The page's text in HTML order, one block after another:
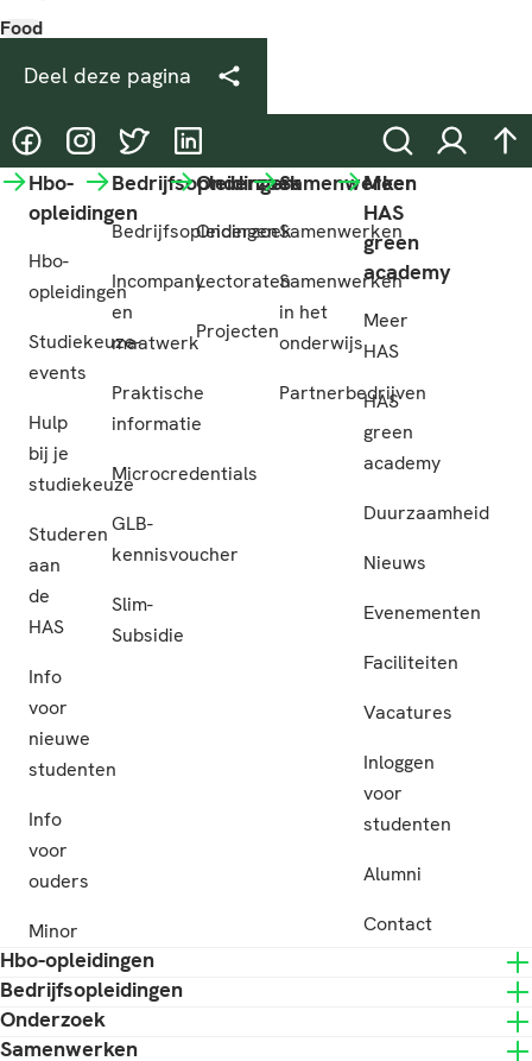
Food
Deel deze pagina
@HASgreenacademy
@HASgreenacademy
@greenacademyHAS
@HASgreenacademy ZoekenInloggen
Hbo-
opleidingen
Hbo-
opleidingen
Studiekeuze-
events
Hulp
bij je
studiekeuze
Studeren
aan
de
HAS
Info
voor
nieuwe
studenten
Info
voor
ouders
Minor
Bedrijfsopleidingen
Bedrijfsopleidingen
Incompany
en
maatwerk
Praktische
informatie
Microcredentials
GLB-
kennisvoucher
Slim-
Subsidie
Onderzoek
Onderzoek
Lectoraten
Projecten
Samenwerken
Samenwerken
Samenwerken
in het
onderwijs
Partnerbedrijven
Meer
HAS
green
academy
Meer
HAS
HAS
green
academy
Duurzaamheid
Nieuws
Evenementen
Faciliteiten
Vacatures
Inloggen
voor
studenten
Alumni
Contact
Hbo-opleidingen
Bedrijfsopleidingen
Onderzoek
Samenwerken